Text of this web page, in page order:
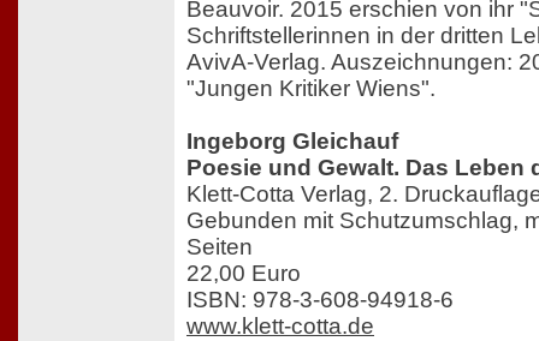
Beauvoir. 2015 erschien von ihr
Schriftstellerinnen in der dritten
AvivA-Verlag. Auszeichnungen:
"Jungen Kritiker Wiens".
Ingeborg Gleichauf
Poesie und Gewalt. Das Leben
Klett-Cotta Verlag, 2.
Gebunden mit Schutzumschlag,
Seiten
22,00 Euro
ISBN: 978-3-608-94918-6
www.klett-cotta.de